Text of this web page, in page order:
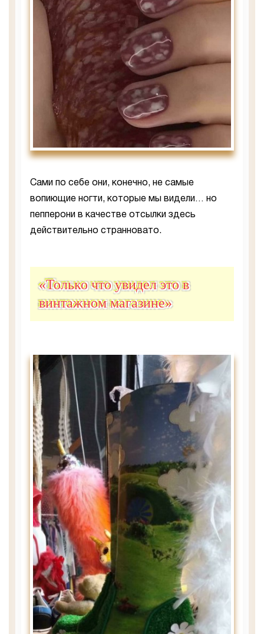
Сами по себе они, конечно, не самые
вопиющие ногти, которые мы видели… но
пепперони в качестве отсылки здесь
действительно странновато.
«Только что увидел это в
винтажном магазине»